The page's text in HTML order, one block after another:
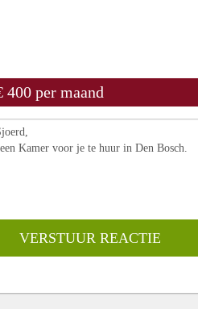
400 per maand